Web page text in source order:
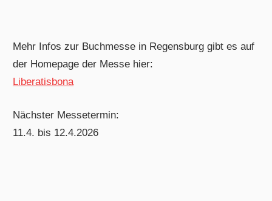
Mehr Infos zur Buchmesse in Regensburg gibt es auf
der Homepage der Messe hier:
Liberatisbona
Nächster Messetermin:
11.4. bis 12.4.2026